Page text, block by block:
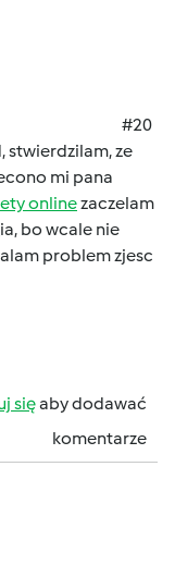
#20
stwierdzilam, ze
mi pana
onlinezaczelam
bo wcale nie
problem zjesc
sięaby dodawać
komentarze